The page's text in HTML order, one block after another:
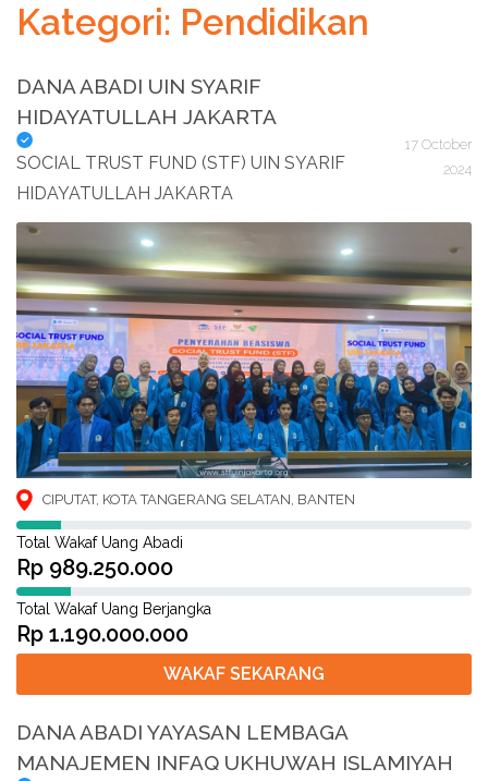
Kategori: Pendidikan
DANA ABADI UIN SYARIF
HIDAYATULLAH JAKARTA
SOCIAL TRUST FUND (STF) UIN SYARIF
HIDAYATULLAH JAKARTA
17 October
2024
CIPUTAT, KOTA TANGERANG SELATAN, BANTEN
Total Wakaf Uang Abadi
Rp 989.250.000
Total Wakaf Uang Berjangka
Rp 1.190.000.000
WAKAF SEKARANG
DANA ABADI YAYASAN LEMBAGA
MANAJEMEN INFAQ UKHUWAH ISLAMIYAH